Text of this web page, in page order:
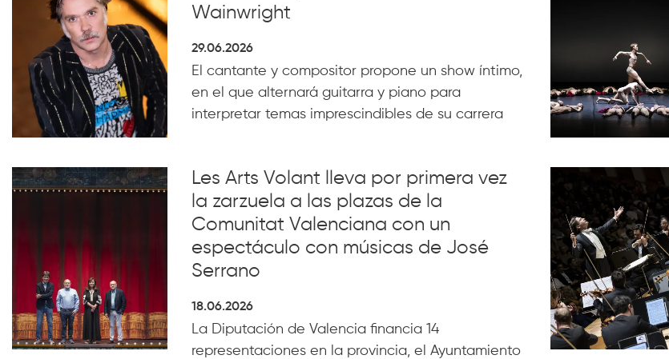
Wainwright
29.06.2026
El cantante y compositor propone un show íntimo,
en el que alternará guitarra y piano para
interpretar temas imprescindibles de su carrera
Les Arts Volant lleva por primera vez
la zarzuela a las plazas de la
Comunitat Valenciana con un
espectáculo con músicas de José
Serrano
18.06.2026
La Diputación de Valencia financia 14
representaciones en la provincia, el Ayuntamiento